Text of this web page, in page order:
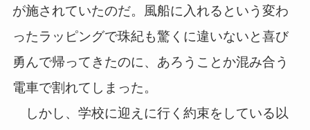
が施されていたのだ。風船に入れるという変わ
ったラッピングで珠紀も驚くに違いないと喜び
勇んで帰ってきたのに、あろうことか混み合う
電車で割れてしまった。
しかし、学校に迎えに行く約束をしている以